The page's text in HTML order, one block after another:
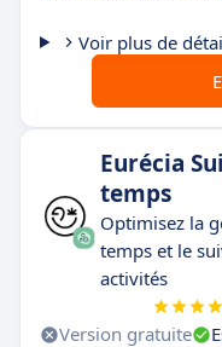
Voir plus de
Eurécia
temps
Optimisez la
temps et le
activités
Version gratuite